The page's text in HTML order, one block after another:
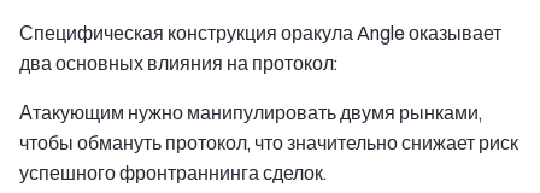
Специфическая конструкция оракула Angle оказывает
два основных влияния на протокол:
Атакующим нужно манипулировать двумя рынками,
чтобы обмануть протокол, что значительно снижает риск
успешного фронтраннинга сделок.